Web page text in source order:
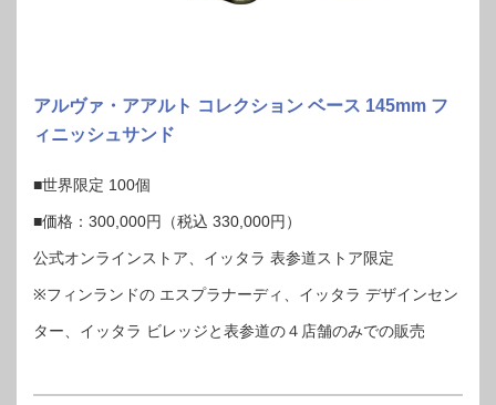
アルヴァ・アアルト コレクション ベース 145mm フ
ィニッシュサンド
■世界限定 100個
■価格：300,000円（税込 330,000円）
公式オンラインストア、イッタラ 表参道ストア限定
※フィンランドの エスプラナーディ、イッタラ デザインセン
ター、イッタラ ビレッジと表参道の４店舗のみでの販売